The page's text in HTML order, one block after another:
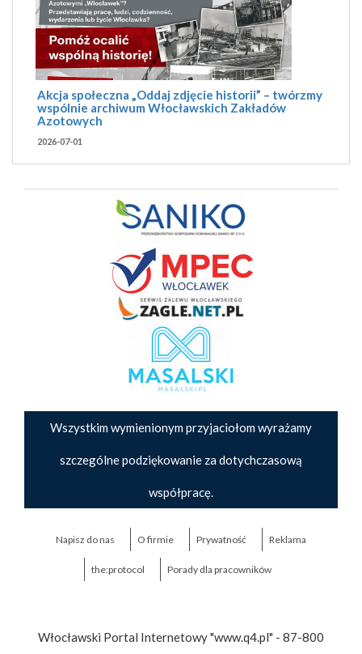
Akcja społeczna „Oddaj zdjęcie historii” – twórzmy
wspólnie archiwum Włocławskich Zakładów
Azotowych
2026-07-01
Wszystkim wymienionym przyjaciołom wyrażamy
szczególne podziękowanie za dotychczasową
współpracę.
Napisz do nas O firmie Prywatność Reklama
the:protocol Porady dla pracowników
Włocławski Portal Internetowy "www.q4.pl" - 87-800